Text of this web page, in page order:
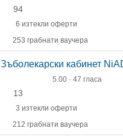
94
6 изтекли оферти
253 грабнати ваучера
Зъболекарски кабинет
5.00 · 47 гласа
13
3 изтекли оферти
212 грабнати ваучера